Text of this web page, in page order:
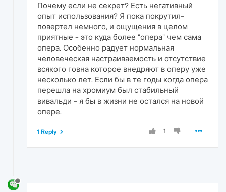
Почему если не секрет? Есть негативный
опыт использования? Я пока покрутил-
повертел немного, и ощущения в целом
приятные - это куда более "опера" чем сама
опера. Особенно радует нормальная
человеческая настраиваемость и отсутствие
всякого говна которое внедряют в оперу уже
несколько лет. Если бы в те годы когда опера
перешла на хромиум был стабильный
вивальди - я бы в жизни не остался на новой
опере.
1
1 Reply